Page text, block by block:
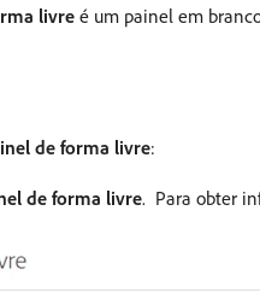
livre é um painel em
de forma livre:
de forma livre. Para obter